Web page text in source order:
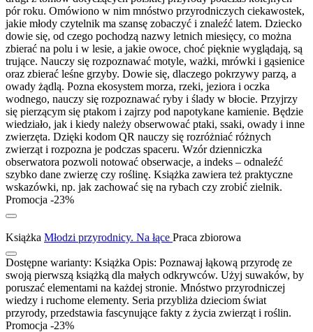
pór roku. Omówiono w nim mnóstwo przyrodniczych ciekawostek,
jakie młody czytelnik ma szansę zobaczyć i znaleźć latem. Dziecko
dowie się, od czego pochodzą nazwy letnich miesięcy, co można
zbierać na polu i w lesie, a jakie owoce, choć pięknie wyglądają, są
trujące. Nauczy się rozpoznawać motyle, ważki, mrówki i gąsienice
oraz zbierać leśne grzyby. Dowie się, dlaczego pokrzywy parzą, a
owady żądlą. Pozna ekosystem morza, rzeki, jeziora i oczka
wodnego, nauczy się rozpoznawać ryby i ślady w błocie. Przyjrzy
się pierzącym się ptakom i zajrzy pod napotykane kamienie. Będzie
wiedziało, jak i kiedy należy obserwować ptaki, ssaki, owady i inne
zwierzęta. Dzięki kodom QR nauczy się rozróżniać różnych
zwierząt i rozpozna je podczas spaceru. Wzór dzienniczka
obserwatora pozwoli notować obserwacje, a indeks – odnaleźć
szybko dane zwierzę czy roślinę. Książka zawiera też praktyczne
wskazówki, np. jak zachować się na rybach czy zrobić zielnik.
Promocja -23%
Książka Młodzi przyrodnicy. Na łące Praca zbiorowa
Dostępne warianty: Książka Opis: Poznawaj łąkową przyrodę ze
swoją pierwszą książką dla małych odkrywców. Użyj suwaków, by
poruszać elementami na każdej stronie. Mnóstwo przyrodniczej
wiedzy i ruchome elementy. Seria przybliża dzieciom świat
przyrody, przedstawia fascynujące fakty z życia zwierząt i roślin.
Promocja -23%